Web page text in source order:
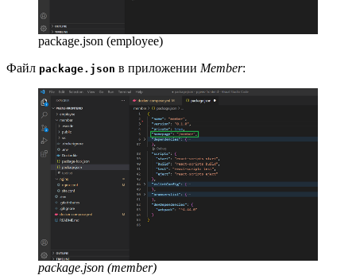
package.json (employee)
Файл package.json в приложении Member:
package.json (member)